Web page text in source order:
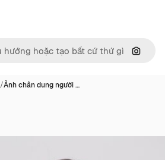
Tìm
/Ảnh chân dung người …